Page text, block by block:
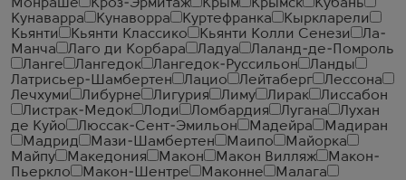
Монраше
Кроз-Эрмитаж Крым Крымск
Кубань
Кунаварра
Кунаворра Куртефранка
Кыркларели
Кьянти
Кьянти Классико Кьянти Колли Сенези
Ла-
Манча
Лаго ди Корбара Ладуа
Лаланд-де-Помроль
Ланге
Лангедок Лангедок-Руссильон
Ланды
Латрисьер-Шамбертен
Лацио Лейтаберг
Лессона
Лечхуми
Либурне Лигурия Лиму Лирак
Лиссабон
Листрак-Медок
Лоди Ломбардия Лугана
Лухан
де Куйо
Люссак-Сент-Эмильон Мадейра
Мадиран
Мадрид
Мази-Шамбертен Маипо
Майорка
Майпу
Македония Макон Макон Вилляж
Макон-
Пьеркло
Макон-Шентре Маконне
Малага